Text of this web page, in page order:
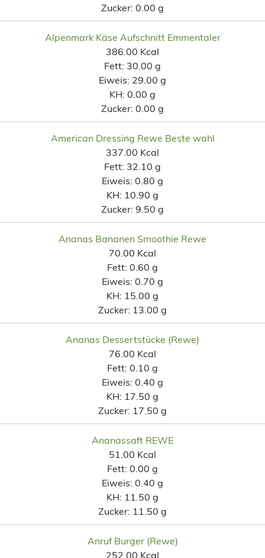
Zucker: 0.00 g
Alpenmark Käse Aufschnitt Emmentaler
386.00 Kcal
Fett: 30.00 g
Eiweis: 29.00 g
KH: 0.00 g
Zucker: 0.00 g
American Dressing Rewe Beste wahl
337.00 Kcal
Fett: 32.10 g
Eiweis: 0.80 g
KH: 10.90 g
Zucker: 9.50 g
Ananas Bananen Smoothie Rewe
70.00 Kcal
Fett: 0.60 g
Eiweis: 0.70 g
KH: 15.00 g
Zucker: 13.00 g
Ananas Dessertstücke (Rewe)
76.00 Kcal
Fett: 0.10 g
Eiweis: 0.40 g
KH: 17.50 g
Zucker: 17.50 g
Ananassaft REWE
51.00 Kcal
Fett: 0.00 g
Eiweis: 0.40 g
KH: 11.50 g
Zucker: 11.50 g
Anruf Burger (Rewe)
252.00 Kcal